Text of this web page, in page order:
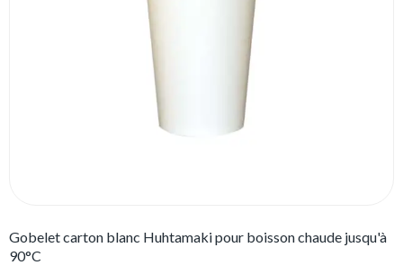
Gobelet carton blanc Huhtamaki pour boisson chaude jusqu'à
90°C